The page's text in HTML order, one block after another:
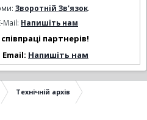
Зворотній Зв'язок.
Mail: Напишіть нам
партнерів!
Напишіть нам
Технічній архів